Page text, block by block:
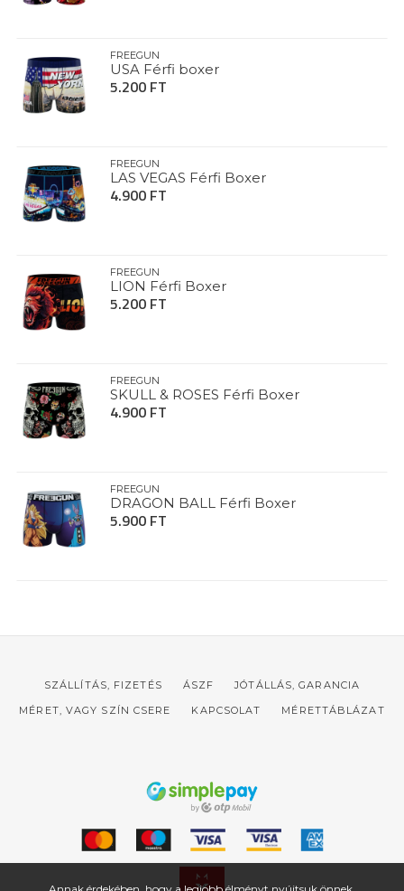
FREEGUN
USA Férfi boxer
5.200 FT
FREEGUN
LAS VEGAS Férfi Boxer
4.900 FT
FREEGUN
LION Férfi Boxer
5.200 FT
FREEGUN
SKULL & ROSES Férfi Boxer
4.900 FT
FREEGUN
DRAGON BALL Férfi Boxer
5.900 FT
SZÁLLÍTÁS, FIZETÉS ÁSZF
JÓTÁLLÁS, GARANCIA
MÉRET, VAGY SZÍN CSERE
KAPCSOLAT MÉRETTÁBLÁZAT